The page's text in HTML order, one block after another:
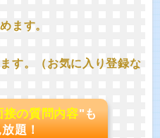
ます。
す。（お気に入り登録な
接の質問内容"も
題！